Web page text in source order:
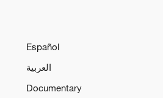
Español
العربية
Documentary